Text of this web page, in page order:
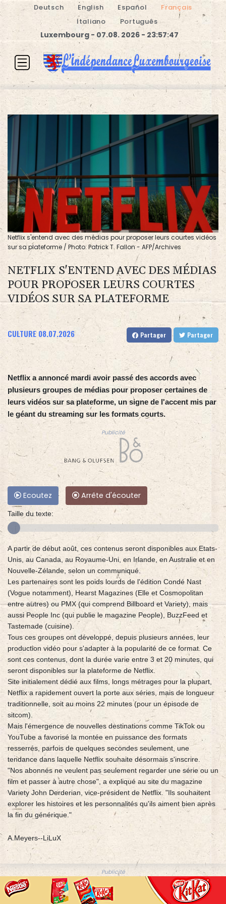
Deutsch English Español
Français
Italiano
Português
Luxembourg - 07.08. 2026 - 23:57:47
Netflix s'entend avec des médias pour proposer leurs courtes vidéos
sur sa plateforme / Photo: Patrick T. Fallon - AFP/Archives
NETFLIX S'ENTEND AVEC DES MÉDIAS
POUR PROPOSER LEURS COURTES
VIDÉOS SUR SA PLATEFORME
CULTURE 08.07.2026 Partager Partager
Netflix a annoncé mardi avoir passé des accords avec
plusieurs groupes de médias pour proposer certaines de
leurs vidéos sur sa plateforme, un signe de l'accent mis par
le géant du streaming sur les formats courts.
Publicité
Ecoutez Arrête d'écouter
Taille du texte:
A partir de début août, ces contenus seront disponibles aux Etats-
Unis, au Canada, au Royaume-Uni, en Irlande, en Australie et en
Nouvelle-Zélande, selon un communiqué.
Les partenaires sont les poids lourds de l'édition Condé Nast
(Vogue notamment), Hearst Magazines (Elle et Cosmopolitan
entre autres) ou PMX (qui comprend Billboard et Variety), mais
aussi People Inc (qui publie le magazine People), BuzzFeed et
Tastemade (cuisine).
Tous ces groupes ont développé, depuis plusieurs années, leur
production vidéo pour s'adapter à la popularité de ce format. Ce
sont ces contenus, dont la durée varie entre 3 et 20 minutes, qui
seront disponibles sur la plateforme de Netflix.
Site initialement dédié aux films, longs métrages pour la plupart,
Netflix a rapidement ouvert la porte aux séries, mais de longueur
traditionnelle, soit au moins 22 minutes (pour un épisode de
sitcom).
Mais l'émergence de nouvelles destinations comme TikTok ou
YouTube a favorisé la montée en puissance des formats
resserrés, parfois de quelques secondes seulement, une
tendance dans laquelle Netflix souhaite désormais s'inscrire.
"Nos abonnés ne veulent pas seulement regarder une série ou un
film et passer à autre chose", a expliqué au site du magazine
Variety John Derderian, vice-président de Netflix. "Ils souhaitent
explorer les histoires et les personnalités qu'ils aiment bien après
la fin du générique."
A.Meyers--LiLuX
Publicité